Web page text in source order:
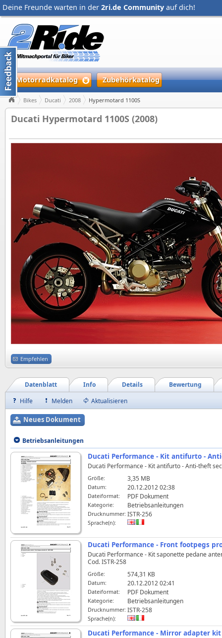
Deine Freunde warten in der 2ri.de Community auf dich!
Motorradkatalog Zubehörkatalog
Bikes Ducati 2008 Hypermotard 1100S
Ducati Hypermotard 1100S (2008)
Empfehlen
Bewertung
Details
Info
Datenblatt
Hilfe
Melden Aktualisieren
Neues Dokument
Betriebsanleitungen
Ducati Performance - Kit antifurto -
Ducati Performance - Kit antifurto - Anti-theft
Größe: 3,35 MB
Datum: 20.12.2012 02:38
Dateiformat: PDF Dokument
Kategorie: Betriebsanleitungen
Drucknummer: ISTR-256
Sprache(n):
Ducati Performance - Front footpegs
Ducati Performance - Kit saponette pedane
Cod. ISTR-258
Größe: 574,31 KB
Datum: 20.12.2012 02:41
Dateiformat: PDF Dokument
Kategorie: Betriebsanleitungen
Drucknummer: ISTR-258
Sprache(n):
Ducati Performance - Mirror adapter kit